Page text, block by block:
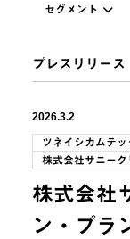
プレスリリース
2026.3.2
ツネイシカムテ
株式会社サニー
株式会社
ン・プラ
セグメント